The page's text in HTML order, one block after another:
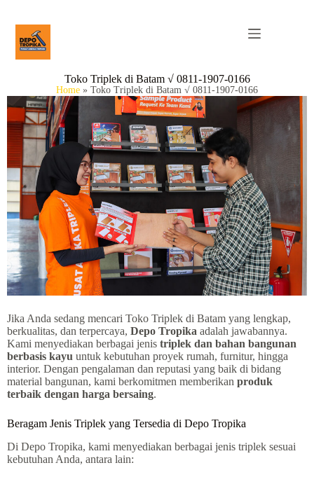
Toko Triplek di Batam √ 0811-1907-0166
Home » Toko Triplek di Batam √ 0811-1907-0166
Jika Anda sedang mencari Toko Triplek di Batam yang lengkap,
berkualitas, dan terpercaya, Depo Tropika adalah jawabannya.
Kami menyediakan berbagai jenis triplek dan bahan bangunan
berbasis kayu untuk kebutuhan proyek rumah, furnitur, hingga
interior. Dengan pengalaman dan reputasi yang baik di bidang
material bangunan, kami berkomitmen memberikan produk
terbaik dengan harga bersaing.
Beragam Jenis Triplek yang Tersedia di Depo Tropika
Di Depo Tropika, kami menyediakan berbagai jenis triplek sesuai
kebutuhan Anda, antara lain: